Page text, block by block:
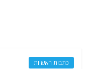
כתבות ראשיות